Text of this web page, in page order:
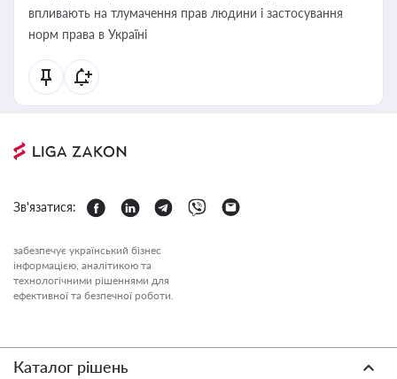
впливають на тлумачення прав людини і застосування
норм права в Україні
Зв'язатися:
забезпечує український бізнес
інформацією, аналітикою та
технологічними рішеннями для
ефективної та безпечної роботи.
Каталог рішень